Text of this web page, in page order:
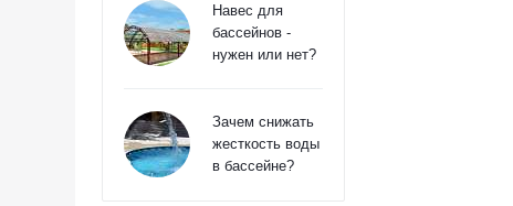
Навес для
бассейнов -
нужен или нет?
Зачем снижать
жесткость воды
в бассейне?